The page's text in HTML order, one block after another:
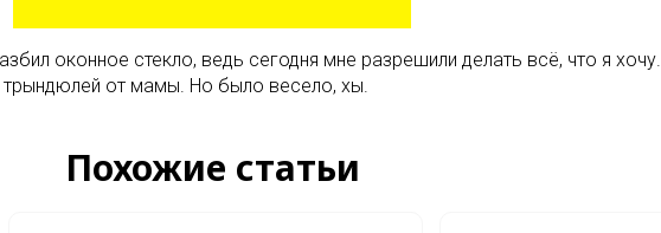
оконное стекло, ведь сегодня мне разрешили делать всё, что я хочу.
трындюлей от мамы. Но было весело, хы.
Похожие статьи